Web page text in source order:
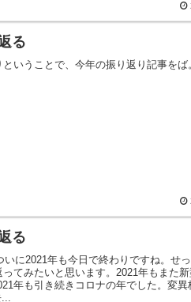
る
いうことで、今年の振り返り記事をば
る
いに2021年も今日で終わりですね。せっ
てみたいと思います。2021年もまた
年も引き続きコロナの年でした。変異